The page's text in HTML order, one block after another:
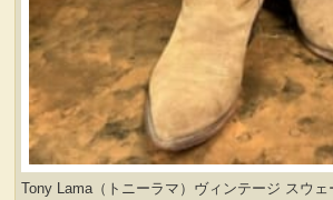
Tony Lama（トニーラマ）ヴィンテージ スウ